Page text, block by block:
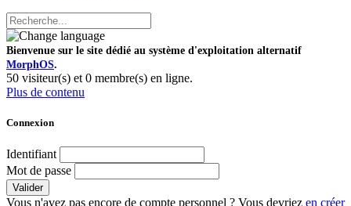
Bienvenue sur le site dédié au système d'exploitation alternatif
MorphOS.
50 visiteur(s) et 0 membre(s) en ligne.
Plus de contenu
Connexion
Identifiant
Mot de passe
Valider
Vous n'avez pas encore de compte personnel ? Vous devriez en créer